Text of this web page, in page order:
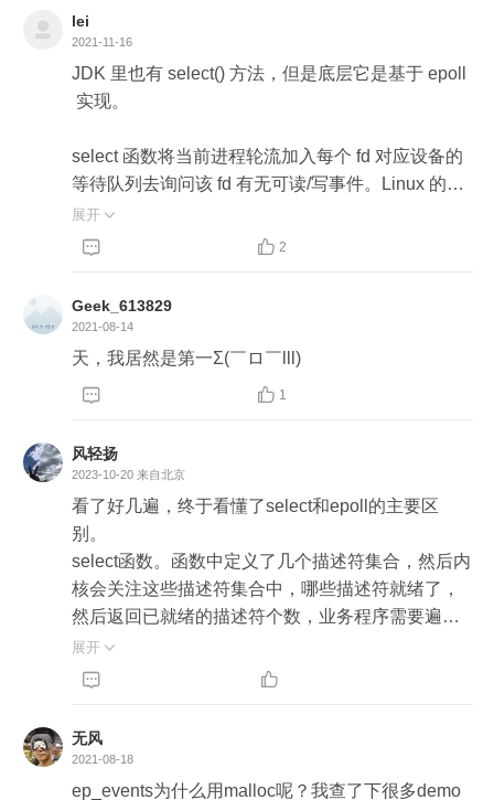
#else
    #ifdef HAVE_EPOLL
    #include "ae_epoll.c"   // Linux
    #else
        #ifdef HAVE_KQUEUE
        #include "ae_kqueue.c"  // MacOS
        #else
        #include "ae_select.c"  // Windows
        #endif
#endif
仔细看上面的代码逻辑，先判断了 Solaris/Linux/M
acOS 系统，选择对应的多路复用模型，最后剩下
所以我理解，select 并不是为 Linux 服务的，而是
在 Windows 下使用的。
因为 epoll 性能优于 select 和 poll，所以 Linux 平
台下，Redis 直接会选择 epoll。而 Windows 不支
    ...
}
每一个epoll对象都有一个独立的eventpoll结构体，
用于存放通过epoll_ctl方法向epoll对象中添加进来
复添加的事件就可以通过红黑树而高效的识别出来
(红黑树的插入时间效率是lgn，其中n为树的高度)。
程序建立回调关系，也就是说，当相应的事件发生
p_poll_callback,它会将发生的事件添加到rdlist双链
2. int epoll_ctl(int epfd, int op, int fd, struct epoll_eve
nt *event)；
函数是对指定描述符fd执行op操作。
用于向内核注册新的描述符或者是改变某个文件描
述符的状态。已注册的描述符在内核中会被维护在
一棵红黑树上
epfd：是epoll_create()的返回值。
op：表示op操作，用三个宏来表示：添加EPOLL_
CTL_ADD，删除EPOLL_CTL_DEL，修改EPOLL
件。
fd：是需要监听的fd（文件描述符）
epoll_event：是告诉内核需要监听什么事。
的所有fd标志位，O(n)的时间复杂度，这个开销在fd
很多时也很大。
int poll (struct pollfd *fds, unsigned int nfds, int time
不同与select使用三个位图bitmap(bit数组)来表示三
个fdset的方式，poll使用一个 pollfd的指针实现。
struct pollfd {
    int fd;             /* file descriptor */
视的event*/
    short revents;  /* returned events witnessed 发生
        1、poll用pollfd数组代替了bitmap，没有最大数
量限制。（解决select缺点1）
        2、利用结构体pollfd，每次置位revents字段，
每次只需恢复revents即可。pollfd可重用。（解决se
lect缺点2）
缺点：
        1、每次调⽤用poll，都需要把pollfd数组从用户
态拷贝到内核态，这个开销在fd很多时会很大。
（同select缺点3）
ollfd来获取就绪的描述符。事实上，同时连接的大
量客户端在一时刻可能只有很少的处于就绪状态，
因此随着监视的描述符数量的增长，其效率也会线
避免了循环带来的开销。
总结：
实现和设计思路。我回到源码阅读后大概整理了一
下：
	2、redis在IO多路复用的代码实现进行了抽象，
Resize，aeApiFree等等方法（类比接口）实现了
l.c，ae_evport.c，ae_kqueue.c，ae_select.c）
	3、在前面的文章中提到Redis启动的时候，在i
于处理连接事件，创建完成连接后交给对应IO多路
复用
	4、通过aeApiCreate方法创建对应的IO多路复
用，在创建aeEventLoop中创建，然后开始接受处
理对应的事件
此外Redis在整个IO多路复用上的实现，预留了很大
的灵活空间，实现了类似java接口的效果，这点值
得我们学习，能灵活的切换不同的IO复用的方式，
lei
2021-11-16
JDK 里也有 select() 方法，但是底层它是基于 epoll
实现。
select 函数将当前进程轮流加入每个 fd 对应设备的
等待队列去询问该 fd 有无可读/写事件。Linux 的开
发者想到，找个“代理”的回调函数代替当前进程，去
加入 fd 对应设备的等待队列，让这个代理的回调函
列，同时通知可能在等待的轮询进程来这个就绪队
列里取已经就绪的 fd。当前轮询的进程不需要遍历
* epoll 将用户关心的 fd 放到了 Linux 内核里的一个
事件表中，而不是像 select/poll 函数那样，每次调
用都需要复制 fd 到内核。内核将持久维护加入的 f
d，减少了内核和用户空间复制数据的性能开销。
* 当一个 fd 的事件发生（比如说读事件），epoll 机
制无须遍历整个被侦听的 fd 集，只要遍历那些被内
核 I/O 事件异步唤醒而加入就绪队列的 fd 集合，减
少了无用功。
* epoll 机制支持的最大 fd 上限远远大于 1024，在1
oc/sys/fs/file-max 查看。
epoll缺点：
展开 
  2
Geek_613829
2021-08-14
天，我居然是第一Σ(￣ロ￣lll)
  1
风轻扬
2023-10-20 来自北京
看了好几遍，终于看懂了select和epoll的主要区
别。
select函数。函数中定义了几个描述符集合，然后内
核会关注这些描述符集合中，哪些描述符就绪了，
然后返回已就绪的描述符个数，业务程序需要遍历
所有的描述符集合，来找到可处理的描述符集合，
这个遍历操作，很明显是O(n)的时间复杂度
述符，并且很重要的是：就绪的描述符用一个专门
的结构存储，业务程序可以直接遍历这个就绪描述
符集合，这样就省了遍历整个集合，在描述符很多
展开 
 
无风
2021-08-18
ep_events为什么用malloc呢？我查了下很多demo